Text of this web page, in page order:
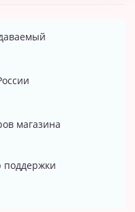
магазина
поддержки